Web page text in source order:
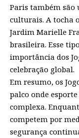
Paris também são
culturais. A tocha
Jardim Marielle
brasileira. Esse
importância dos
celebração global.
Em resumo, os
palco onde
complexa.
competem por
segurança